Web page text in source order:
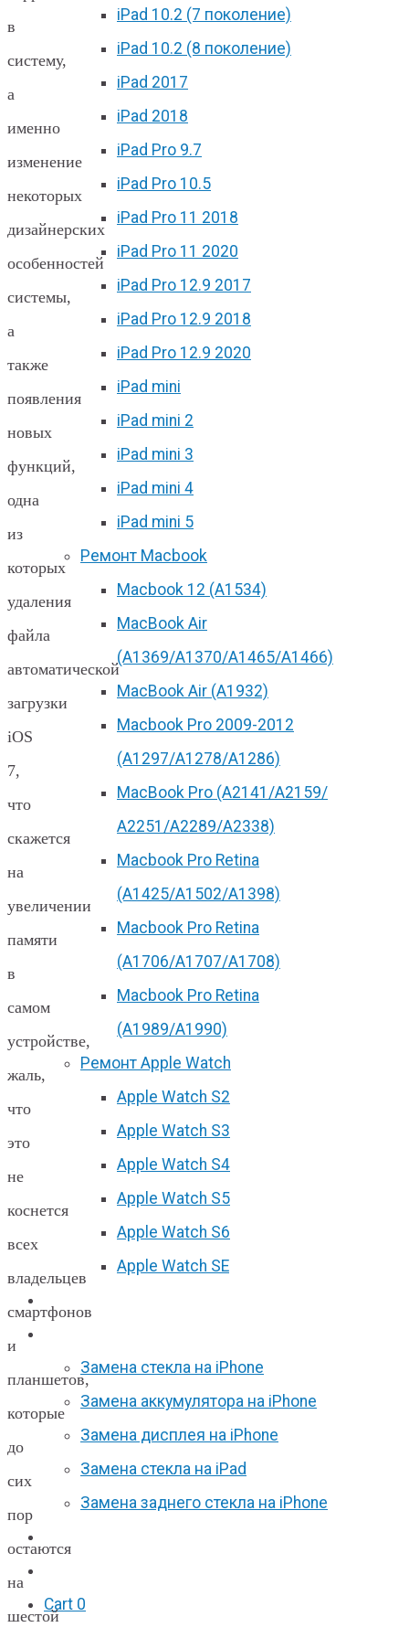
iPad 10.2 (7 поколение)
iPad 10.2 (8 поколение)
iPad 2017
iPad 2018
iPad Pro 9.7
iPad Pro 10.5
iPad Pro 11 2018
iPad Pro 11 2020
iPad Pro 12.9 2017
iPad Pro 12.9 2018
iPad Pro 12.9 2020
iPad mini
iPad mini 2
iPad mini 3
iPad mini 4
iPad mini 5
Ремонт Macbook
Macbook 12 (А1534)
MacBook Air
(A1369/A1370/A1465/A1466)
MacBook Air (A1932)
Macbook Pro 2009-2012
(A1297/A1278/A1286)
MacBook Pro (А2141/А2159/
А2251/A2289/A2338)
Macbook Pro Retina
(А1425/A1502/A1398)
Macbook Pro Retina
(А1706/A1707/A1708)
Macbook Pro Retina
(А1989/A1990)
Ремонт Apple Watch
Apple Watch S2
Apple Watch S3
Apple Watch S4
Apple Watch S5
Apple Watch S6
Apple Watch SE
Замена стекла на iPhone
Замена аккумулятора на iPhone
Замена дисплея на iPhone
Замена стекла на iPad
Замена заднего стекла на iPhone
Cart 0
в
систему,
а
именно
изменение
некоторых
дизайнерских
особенностей
системы,
а
также
появления
новых
функций,
одна
из
которых
удаления
файла
автоматической
загрузки
iOS
7,
что
скажется
на
увеличении
памяти
в
самом
устройстве,
жаль,
что
это
не
коснется
всех
владельцев
смартфонов
и
планшетов,
которые
до
сих
пор
остаются
на
шестой